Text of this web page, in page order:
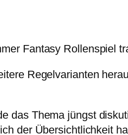
Fantasy Rollenspiel
Regelvarianten
das Thema jüngst
der Übersichtlichkeit